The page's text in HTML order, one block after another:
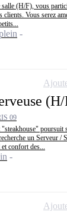
(H/F), vous
clients. Vous serez
09
poursuit
un Serveur /
confort des...